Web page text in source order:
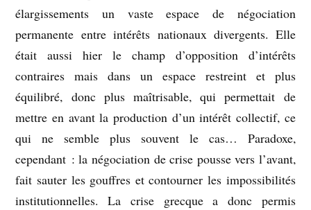
élargissements un vaste espace de négociation
permanente entre intérêts nationaux divergents. Elle
était aussi hier le champ d’opposition d’intérêts
contraires mais dans un espace restreint et plus
équilibré, donc plus maîtrisable, qui permettait de
mettre en avant la production d’un intérêt collectif, ce
qui ne semble plus souvent le cas… Paradoxe,
cependant : la négociation de crise pousse vers l’avant,
fait sauter les gouffres et contourner les impossibilités
institutionnelles. La crise grecque a donc permis